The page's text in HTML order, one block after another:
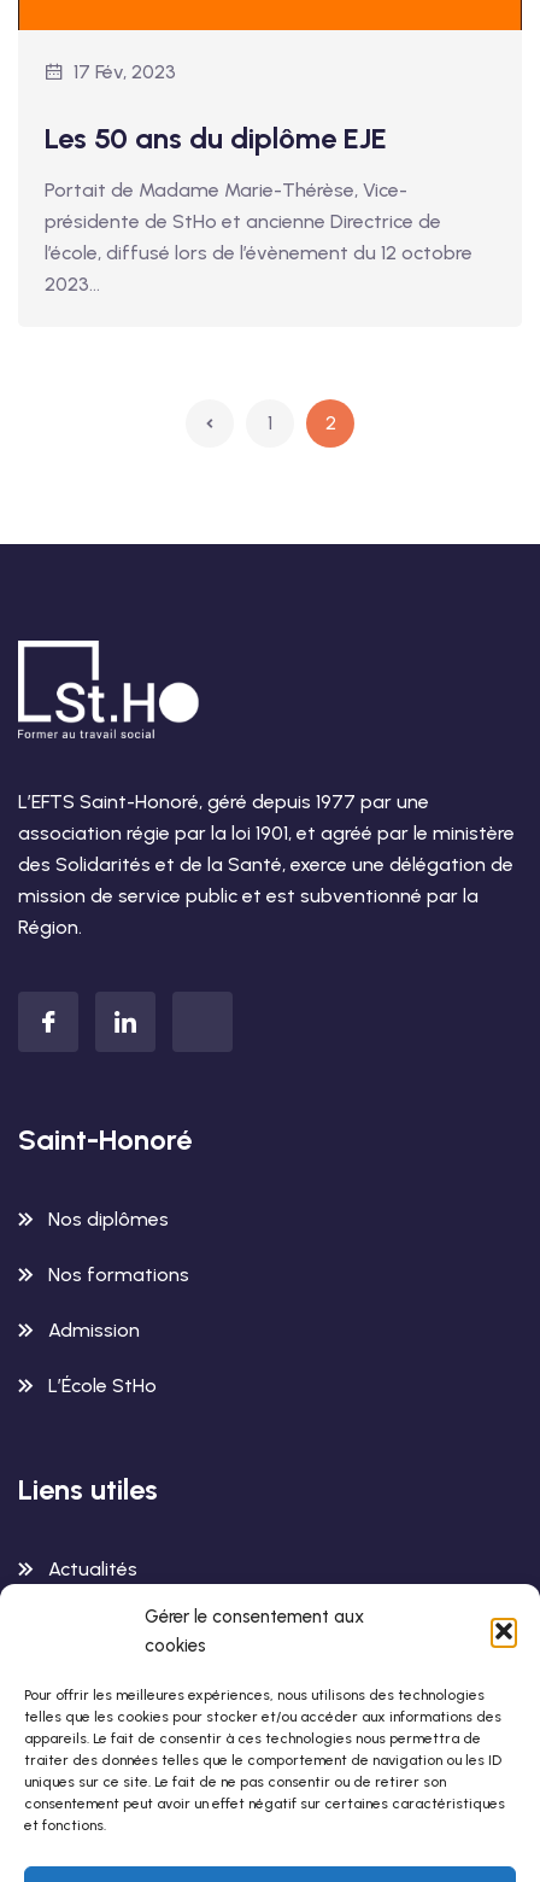
Gérer le consentement aux
cookies
Pour offrir les meilleures expériences, nous utilisons des technologies
telles que les cookies pour stocker et/ou accéder aux informations des
appareils. Le fait de consentir à ces technologies nous permettra de
traiter des données telles que le comportement de navigation ou les ID
uniques sur ce site. Le fait de ne pas consentir ou de retirer son
consentement peut avoir un effet négatif sur certaines caractéristiques
et fonctions.
17 Fév, 2023
Les 50 ans du diplôme EJE
Portait de Madame Marie-Thérèse, Vice-
présidente de StHo et ancienne Directrice de
l’école, diffusé lors de l’évènement du 12 octobre
2023…
1 2
L’EFTS Saint-Honoré, géré depuis 1977 par une
association régie par la loi 1901, et agréé par le ministère
des Solidarités et de la Santé, exerce une délégation de
mission de service public et est subventionné par la
Région.
Saint-Honoré
Nos diplômes
Nos formations
Admission
L’École StHo
Liens utiles
Actualités
Contactez-Nous
Infos de contact
Centre StHo
42-44 rue de Romainville
75019 Paris